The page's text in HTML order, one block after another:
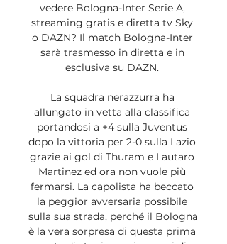
vedere Bologna-Inter Serie A,
streaming gratis e diretta tv Sky
o DAZN? Il match Bologna-Inter
sarà trasmesso in diretta e in
esclusiva su DAZN.
La squadra nerazzurra ha
allungato in vetta alla classifica
portandosi a +4 sulla Juventus
dopo la vittoria per 2-0 sulla Lazio
grazie ai gol di Thuram e Lautaro
Martinez ed ora non vuole più
fermarsi. La capolista ha beccato
la peggior avversaria possibile
sulla sua strada, perché il Bologna
è la vera sorpresa di questa prima